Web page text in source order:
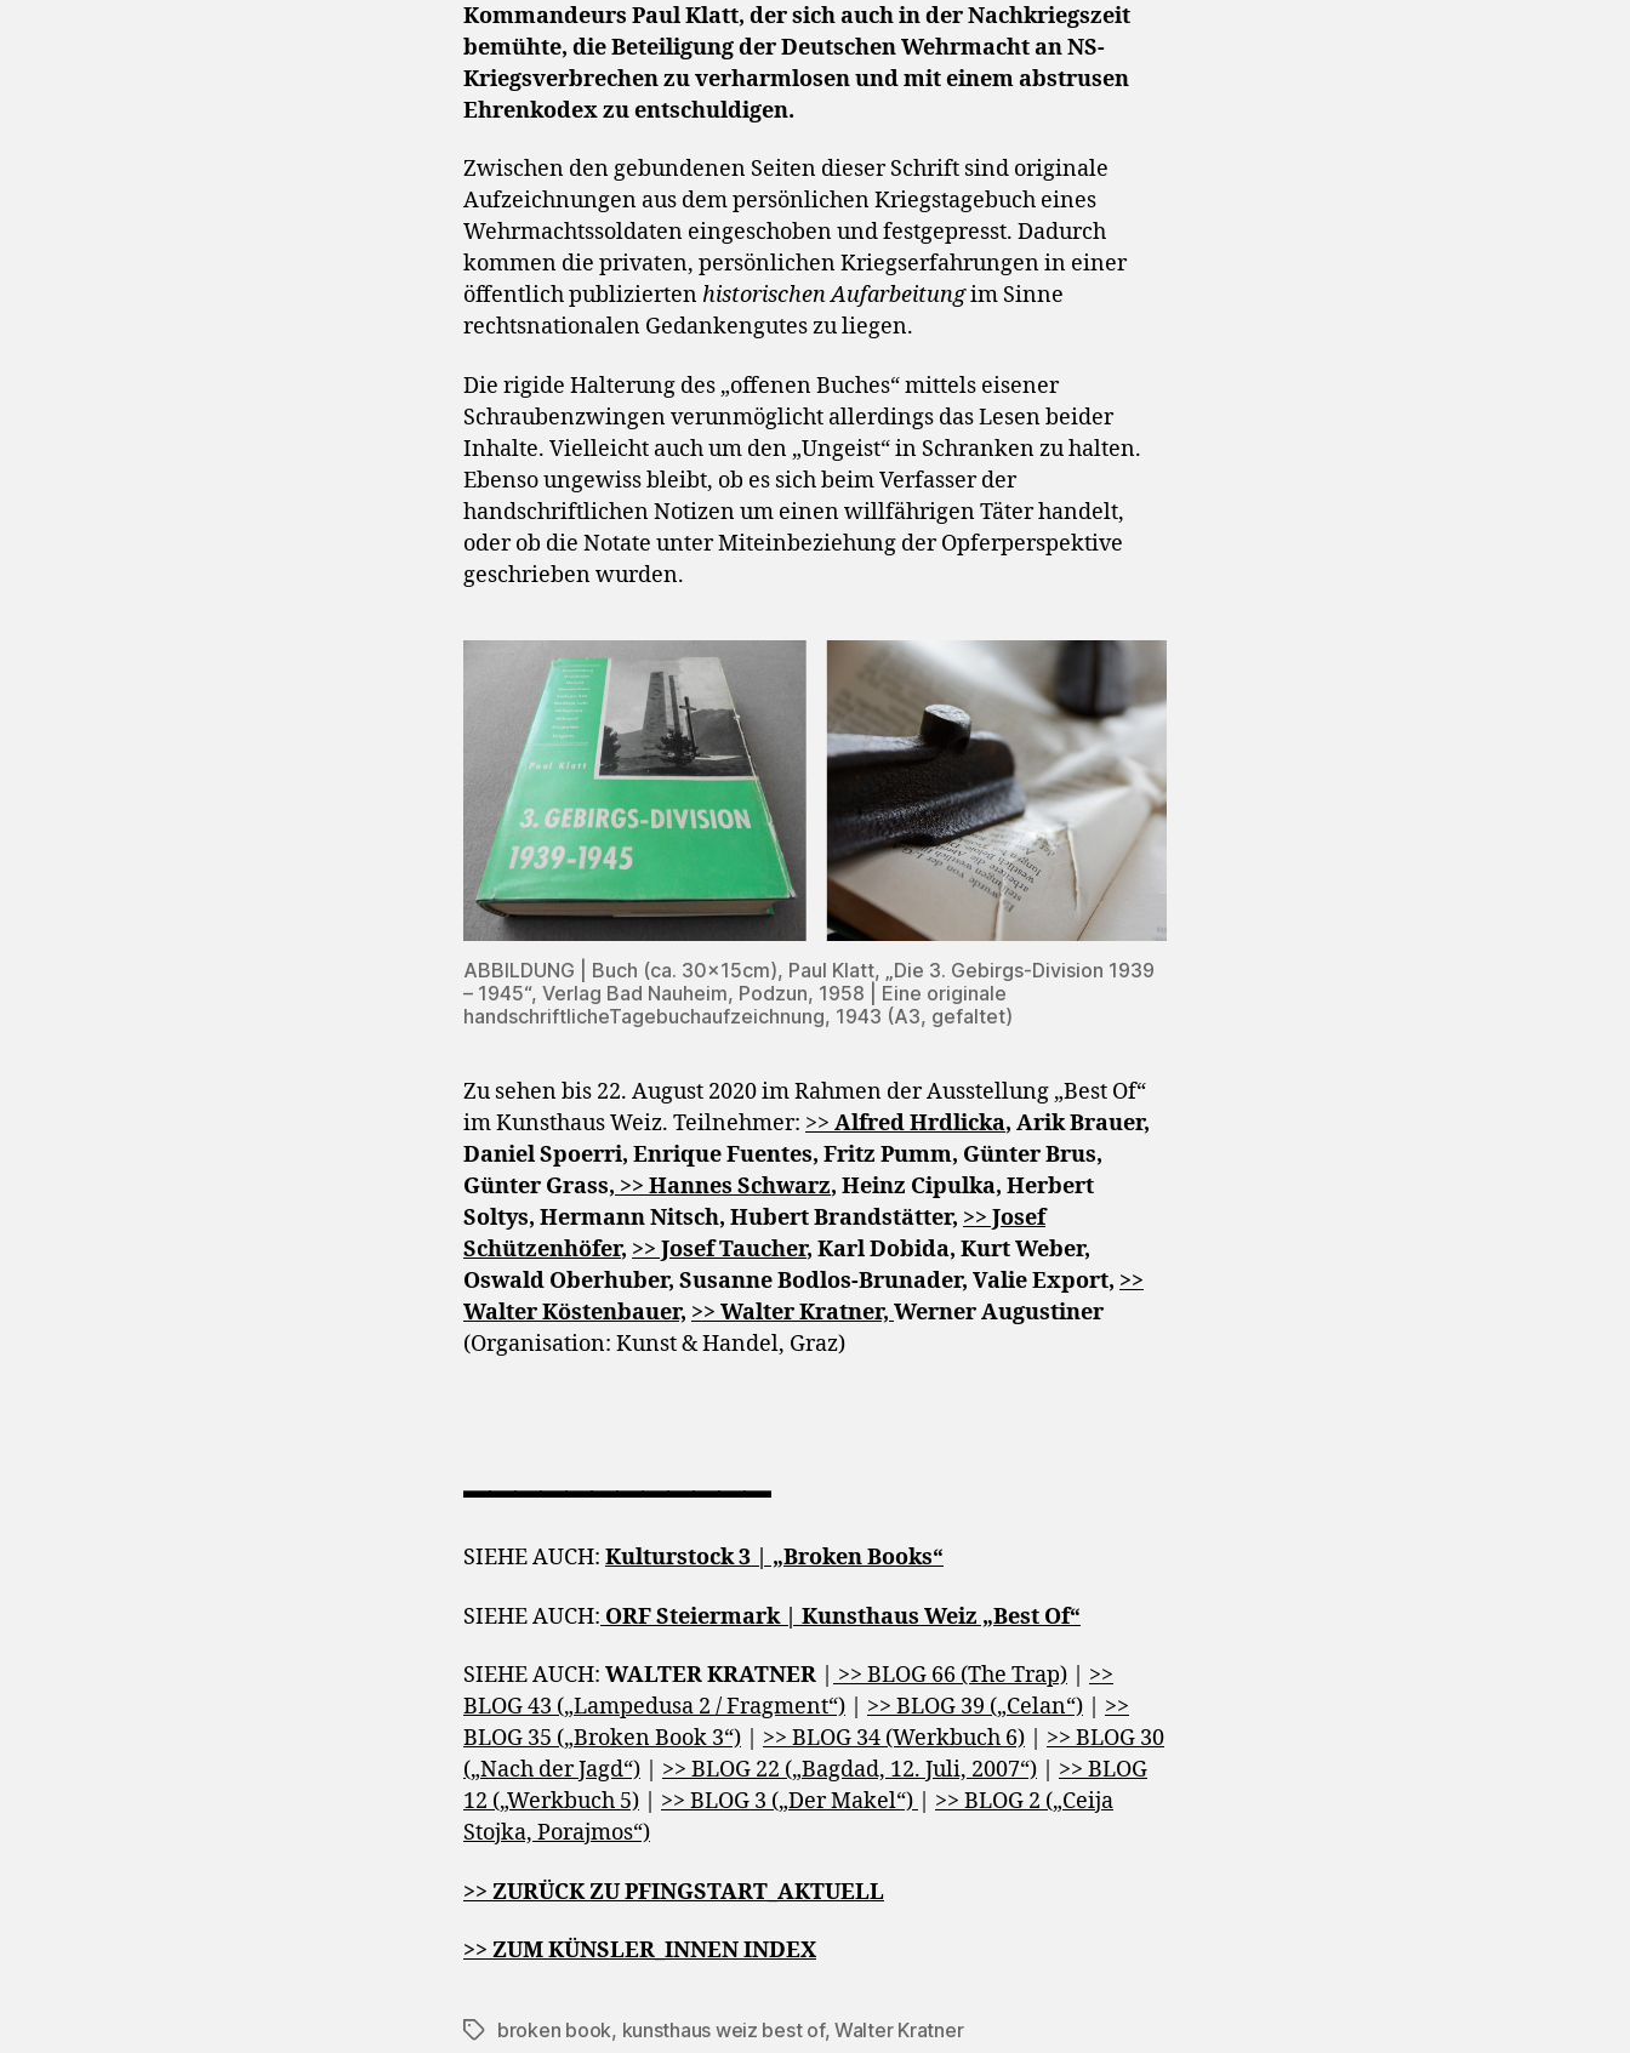
Kommandeurs Paul Klatt, der sich auch in der Nachkriegszeit
bemühte, die Beteiligung der Deutschen Wehrmacht an NS-
Kriegsverbrechen zu verharmlosen und mit einem abstrusen
Ehrenkodex zu entschuldigen.
Zwischen den gebundenen Seiten dieser Schrift sind originale
Aufzeichnungen aus dem persönlichen Kriegstagebuch eines
Wehrmachtssoldaten eingeschoben und festgepresst. Dadurch
kommen die privaten, persönlichen Kriegserfahrungen in einer
öffentlich publiziertenhistorischen Aufarbeitungim Sinne
rechtsnationalen Gedankengutes zu liegen.
Die rigide Halterung des „offenen Buches“ mittels eisener
Schraubenzwingen verunmöglicht allerdings das Lesen beider
Inhalte. Vielleicht auch um den „Ungeist“ in Schranken zu halten.
Ebenso ungewiss bleibt, ob es sich beim Verfasser der
handschriftlichen Notizen um einen willfährigen Täter handelt,
oder ob die Notate unter Miteinbeziehung der Opferperspektive
geschrieben wurden.
ABBILDUNG | Buch (ca. 30x15cm), Paul Klatt, „Die 3. Gebirgs-Division 1939
– 1945“, Verlag Bad Nauheim, Podzun, 1958 | Eine originale
handschriftlicheTagebuchaufzeichnung, 1943 (A3, gefaltet)
Zu sehen bis 22. August 2020 im Rahmen der Ausstellung „Best Of“
im Kunsthaus Weiz. Teilnehmer: >> Alfred Hrdlicka, Arik Brauer,
Daniel Spoerri, Enrique Fuentes, Fritz Pumm, Günter Brus,
Günter Grass, >> Hannes Schwarz, Heinz Cipulka, Herbert
Soltys, Hermann Nitsch, Hubert Brandstätter, >> Josef
Schützenhöfer, >> Josef Taucher, Karl Dobida, Kurt Weber,
Oswald Oberhuber, Susanne Bodlos-Brunader, Valie Export, >>
Walter Köstenbauer, >> Walter Kratner, Werner Augustiner
(Organisation: Kunst & Handel, Graz)
SIEHE AUCH: Kulturstock 3 | „Broken Books“
SIEHE AUCH: ORF Steiermark | Kunsthaus Weiz „Best Of“
SIEHE AUCH: WALTER KRATNER >> BLOG 66 (The Trap)
>>
BLOG 43 („Lampedusa 2 / Fragment“)
>> BLOG 39 („Celan“)
>>
BLOG 35 („Broken Book 3“)
>> BLOG 34 (Werkbuch 6)
>> BLOG 30
(„Nach der Jagd“)
>> BLOG 22 („Bagdad, 12. Juli, 2007“)
>> BLOG
12 („Werkbuch 5)
>> BLOG 3 („Der Makel“)
>> BLOG 2 („Ceija
Stojka, Porajmos“)
>> ZURÜCK ZU PFINGSTART_AKTUELL
>> ZUM KÜNSLER_INNEN INDEX
Schlagwörter
broken book, kunsthaus weiz best of,Walter Kratner